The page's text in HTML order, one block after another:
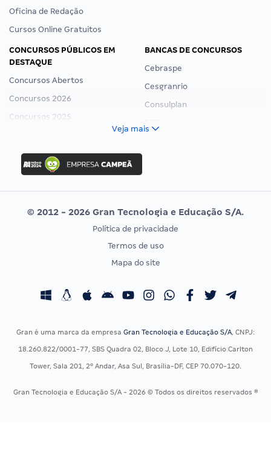
Oficina de Redação
Cursos Online Gratuitos
CONCURSOS PÚBLICOS EM
DESTAQUE
Concursos Abertos
Concursos 2026
Concursos 2025
Concurso Ibama
Concurso MPU
Editais publicados
BANCAS DE CONCURSOS
Cebraspe
Cesgranrio
Consulplan
Vunesp
CONCURSOS POR PROFISSÃO
Concursos Fiscais
Concursos Saúde
Residência Multiprofissional
EXAME DE ORDEM
Calendário OAB
Veja mais
© 2012 - 2026 Gran Tecnologia e Educação S/A.
Política de privacidade
Termos de uso
Mapa do site
Gran é uma marca da empresa Gran Tecnologia e Educação S/A, CNPJ:
18.260.822/0001-77, SBS Quadra 02, Bloco J, Lote 10, Edifício Carlton
Tower, Sala 201, 2º Andar, Asa Sul, Brasília-DF, CEP 70.070-120.
Gran Tecnologia e Educação S/A - 2026 © Todos os direitos reservados ®